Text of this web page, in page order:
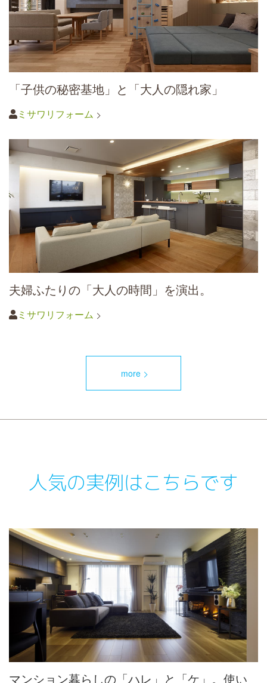
「子供の秘密基地」と「大人の隠れ家」
ミサワリフォーム
夫婦ふたりの「大人の時間」を演出。
ミサワリフォーム
more
人気の実例はこちらです
マンション暮らしの「ハレ」と「ケ」。使い